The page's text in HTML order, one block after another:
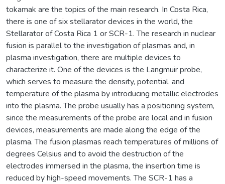
tokamak are the topics of the main research. In Costa Rica,
there is one of six stellarator devices in the world, the
Stellarator of Costa Rica 1 or SCR-1. The research in nuclear
fusion is parallel to the investigation of plasmas and, in
plasma investigation, there are multiple devices to
characterize it. One of the devices is the Langmuir probe,
which serves to measure the density, potential, and
temperature of the plasma by introducing metallic electrodes
into the plasma. The probe usually has a positioning system,
since the measurements of the probe are local and in fusion
devices, measurements are made along the edge of the
plasma. The fusion plasmas reach temperatures of millions of
degrees Celsius and to avoid the destruction of the
electrodes immersed in the plasma, the insertion time is
reduced by high-speed movements. The SCR-1 has a